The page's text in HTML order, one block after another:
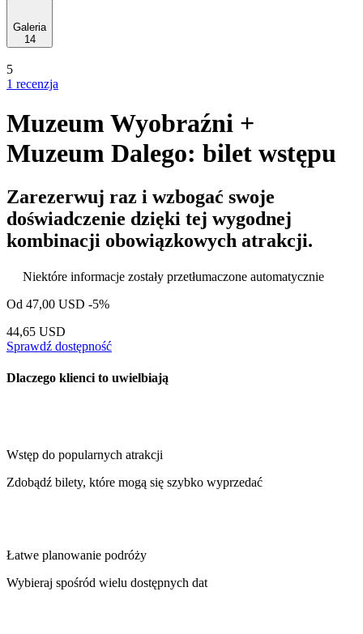
Galeria
14
5
1 recenzja
Muzeum Wyobraźni +
Muzeum Dalego: bilet wstępu
Zarezerwuj raz i wzbogać swoje
doświadczenie dzięki tej wygodnej
kombinacji obowiązkowych atrakcji.
Niektóre informacje zostały przetłumaczone automatycznie
Od 47,00 USD -5%
44,65 USD
Sprawdź dostępność
Dlaczego klienci to uwielbiają
Wstęp do popularnych atrakcji
Zdobądź bilety, które mogą się szybko wyprzedać
Łatwe planowanie podróży
Wybieraj spośród wielu dostępnych dat